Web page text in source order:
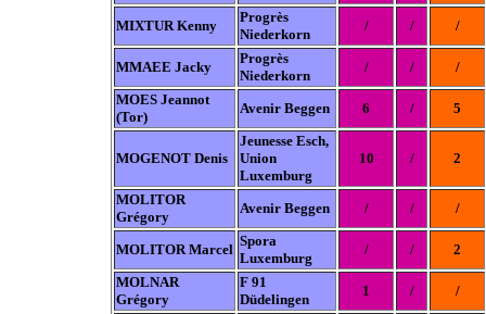
MIXTUR Kenny
Progrès
Niederkorn
/ / /
MMAEE Jacky
Progrès
Niederkorn
/ /
/
MOES Jeannot
(Tor)
Avenir Beggen 6 / 5
MOGENOT Denis
Jeunesse Esch,
Union
Luxemburg
10 / 2
MOLITOR
Grégory
Avenir Beggen / / /
MOLITOR Marcel
Spora
Luxemburg
/ /
2
MOLNAR
Grégory
F 91
Düdelingen
1 /
/